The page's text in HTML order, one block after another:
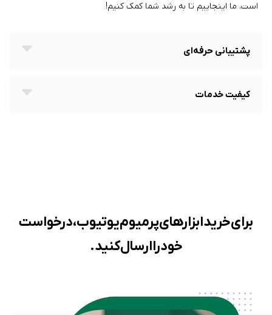
است. ما اینجاییم تا به رشد شما کمک کنیم!
پشتیبانی حرفه‌ای
کیفیت خدمات
برای خرید ابزارهای پرمیوم یوتیوب، درخواست
خود را ارسال کنید.